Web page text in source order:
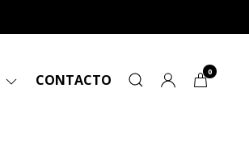
CONTACTO 0